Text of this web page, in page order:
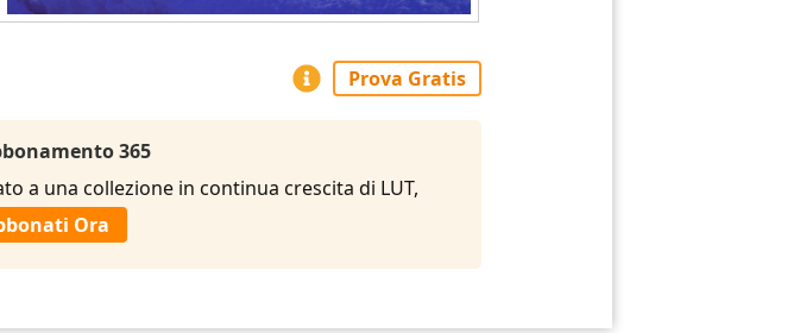
Prova Gratis
365
a una collezione in continua crescita di LUT,
Ora